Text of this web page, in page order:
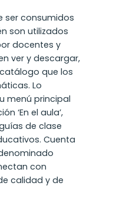
ser consumidos
son utilizados
docentes y
ver y descargar,
que los
Lo
menú principal
‘En el aula’,
de clase
Cuenta
con
calidad y de